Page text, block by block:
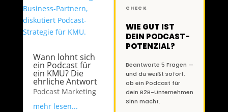
Wann lohnt sich
ein Podcast für
ein KMU? Die
ehrliche Antwort
Podcast Marketing
mehr lesen...
CHECK
WIE GUT IST
DEIN PODCAST-
POTENZIAL?
Beantworte 5 Fragen —
und du weißt sofort,
ob ein Podcast für
dein B2B-Unternehmen
Sinn macht.